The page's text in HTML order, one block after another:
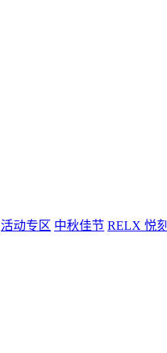
活动专区 中秋佳节 RELX 悦刻